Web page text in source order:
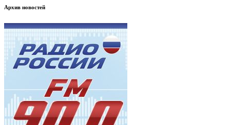
Архив новостей